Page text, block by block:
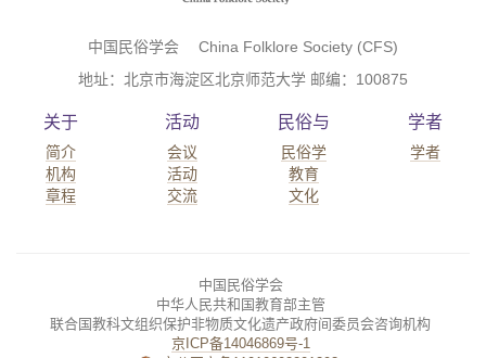
中国民俗学会 China Folklore Society (CFS)
地址：北京市海淀区北京师范大学 邮编：100875
关于
简介
机构
章程
活动
会议
活动
交流
民俗与
民俗学
教育
文化
学者
学者
中国民俗学会
中华人民共和国教育部主管
联合国教科文组织保护非物质文化遗产政府间委员会咨询机构
京ICP备14046869号-1